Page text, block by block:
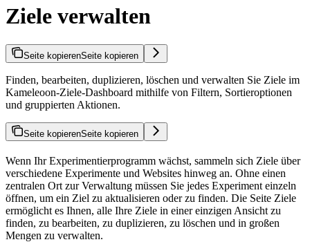
Ziele verwalten
Seite kopierenSeite kopieren
Finden, bearbeiten, duplizieren, löschen und verwalten Sie Ziele im
Kameleoon-Ziele-Dashboard mithilfe von Filtern, Sortieroptionen
und gruppierten Aktionen.
Seite kopierenSeite kopieren
Wenn Ihr Experimentierprogramm wächst, sammeln sich Ziele über
verschiedene Experimente und Websites hinweg an. Ohne einen
zentralen Ort zur Verwaltung müssen Sie jedes Experiment einzeln
öffnen, um ein Ziel zu aktualisieren oder zu finden. Die Seite Ziele
ermöglicht es Ihnen, alle Ihre Ziele in einer einzigen Ansicht zu
finden, zu bearbeiten, zu duplizieren, zu löschen und in großen
Mengen zu verwalten.